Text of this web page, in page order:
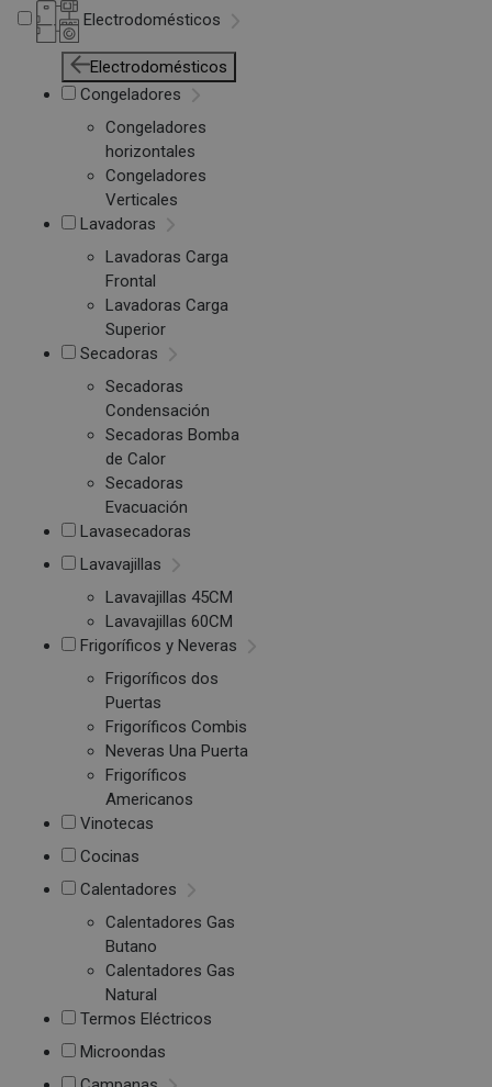
Electrodomésticos
Electrodomésticos
Congeladores
Congeladores
horizontales
Congeladores
Verticales
Lavadoras
Lavadoras Carga
Frontal
Lavadoras Carga
Superior
Secadoras
Secadoras
Condensación
Secadoras Bomba
de Calor
Secadoras
Evacuación
Lavasecadoras
Lavavajillas
Lavavajillas 45CM
Lavavajillas 60CM
Frigoríficos y Neveras
Frigoríficos dos
Puertas
Frigoríficos Combis
Neveras Una Puerta
Frigoríficos
Americanos
Vinotecas
Cocinas
Calentadores
Calentadores Gas
Butano
Calentadores Gas
Natural
Termos Eléctricos
Microondas